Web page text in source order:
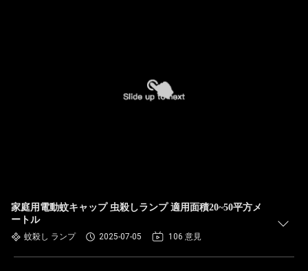
家庭用電動蚊キャップ 虫殺しランプ 適用面積20~50平方メ
ートル
蚊殺し ランプ 2025-07-05 106 意見